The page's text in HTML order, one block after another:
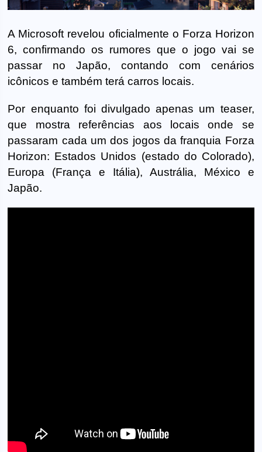
A Microsoft revelou oficialmente o Forza Horizon
6, confirmando os rumores que o jogo vai se
passar no Japão, contando com cenários
icônicos e também terá carros locais.
Por enquanto foi divulgado apenas um teaser,
que mostra referências aos locais onde se
passaram cada um dos jogos da franquia Forza
Horizon: Estados Unidos (estado do Colorado),
Europa (França e Itália), Austrália, México e
Japão.